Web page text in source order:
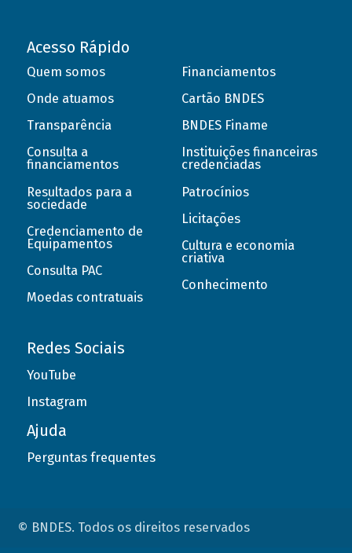
Acesso Rápido
Quem somos
Onde atuamos
Transparência
Consulta a
financiamentos
Resultados para a
sociedade
Credenciamento de
Equipamentos
Consulta PAC
Moedas contratuais
Financiamentos
Cartão BNDES
BNDES Finame
Instituições financeiras
credenciadas
Patrocínios
Licitações
Cultura e economia
criativa
Conhecimento
Redes Sociais
YouTube
Instagram
Ajuda
Perguntas frequentes
© BNDES. Todos os direitos reservados